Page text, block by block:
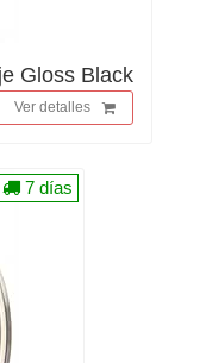
Gloss Black
Ver detalles
7 días